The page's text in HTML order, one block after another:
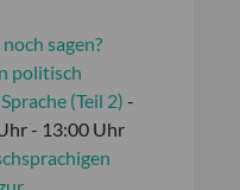
sagen?
politisch
(Teil 2) -
- 13:00 Uhr